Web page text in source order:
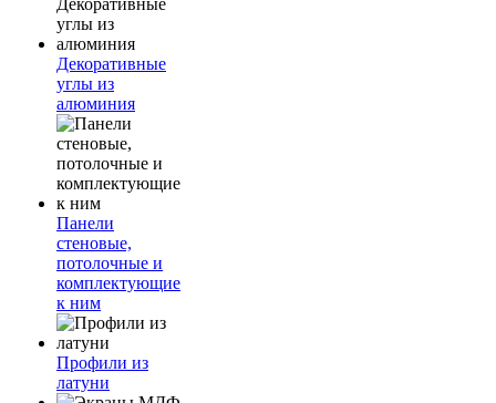
Декоративные
углы из
алюминия
Панели
стеновые,
потолочные и
комплектующие
к ним
Профили из
латуни